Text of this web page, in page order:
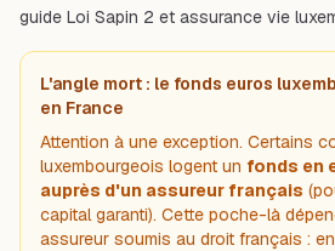
guide Loi Sapin 2 et assurance vie
L'angle mort : le fonds euros
en France
Attention à une exception. Certains
luxembourgeois logent un fonds en
auprès d'un assureur français
capital garanti). Cette poche-là
assureur soumis au droit français :